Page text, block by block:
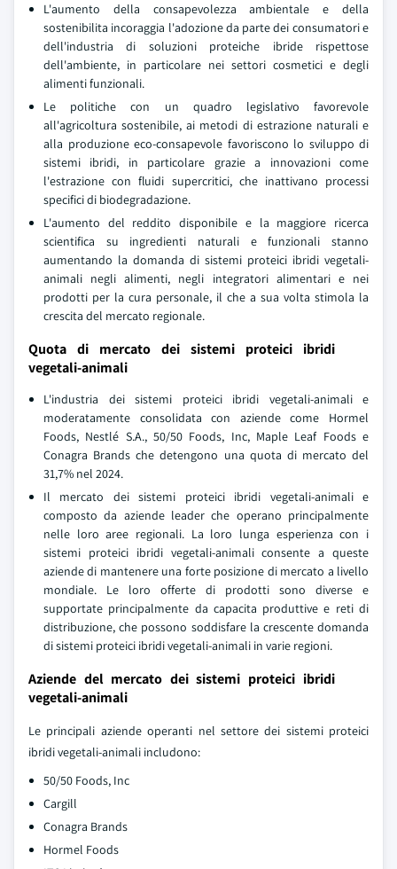
L'aumento della consapevolezza ambientale e della
sostenibilita incoraggia l'adozione da parte dei consumatori e
dell'industria di soluzioni proteiche ibride rispettose
dell'ambiente, in particolare nei settori cosmetici e degli
alimenti funzionali.
Le politiche con un quadro legislativo favorevole
all'agricoltura sostenibile, ai metodi di estrazione naturali e
alla produzione eco-consapevole favoriscono lo sviluppo di
sistemi ibridi, in particolare grazie a innovazioni come
l'estrazione con fluidi supercritici, che inattivano processi
specifici di biodegradazione.
L'aumento del reddito disponibile e la maggiore ricerca
scientifica su ingredienti naturali e funzionali stanno
aumentando la domanda di sistemi proteici ibridi vegetali-
animali negli alimenti, negli integratori alimentari e nei
prodotti per la cura personale, il che a sua volta stimola la
crescita del mercato regionale.
Quota di mercato dei sistemi proteici ibridi
vegetali-animali
L'industria dei sistemi proteici ibridi vegetali-animali e
moderatamente consolidata con aziende come Hormel
Foods, Nestlé S.A., 50/50 Foods, Inc, Maple Leaf Foods e
Conagra Brands che detengono una quota di mercato del
31,7% nel 2024.
Il mercato dei sistemi proteici ibridi vegetali-animali e
composto da aziende leader che operano principalmente
nelle loro aree regionali. La loro lunga esperienza con i
sistemi proteici ibridi vegetali-animali consente a queste
aziende di mantenere una forte posizione di mercato a livello
mondiale. Le loro offerte di prodotti sono diverse e
supportate principalmente da capacita produttive e reti di
distribuzione, che possono soddisfare la crescente domanda
di sistemi proteici ibridi vegetali-animali in varie regioni.
Aziende del mercato dei sistemi proteici ibridi
vegetali-animali
Le principali aziende operanti nel settore dei sistemi proteici
ibridi vegetali-animali includono:
50/50 Foods, Inc
Cargill
Conagra Brands
Hormel Foods